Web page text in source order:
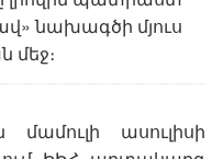
նախագծի մյուս
մեջ։
ասուլիսի